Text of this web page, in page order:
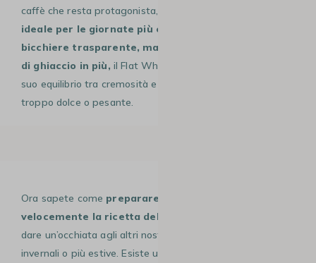
caffè che resta protagonista, ma con una
ideale per le giornate più calde
bicchiere trasparente, magari con qualche cubetto
di ghiaccio in più, il Flat White freddo conquista per il
suo equilibrio tra cremosità e leggerezza, senza diventare
troppo dolce o pesante.
Ora sapete come preparare facilmente e
velocemente la ricetta del Flat White
dare un’occhiata agli altri nostri articoli per scoprire ricette
invernali o più estive. Esiste un’